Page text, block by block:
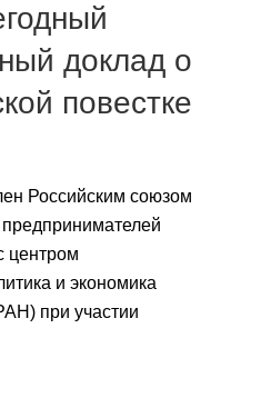
СМИ
доклад о
повестке
Российским союзом
центром
и экономика
при участии